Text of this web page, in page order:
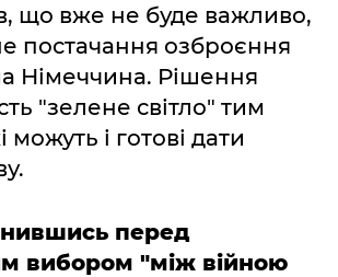
що вже не буде важливо,
постачання озброєння
Німеччина. Рішення
"зелене світло" тим
можуть і готові дати
перед
вибором "між війною